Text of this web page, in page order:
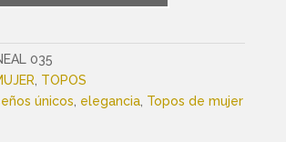
035
TOPOS
únicos elegancia, Topos de mujer